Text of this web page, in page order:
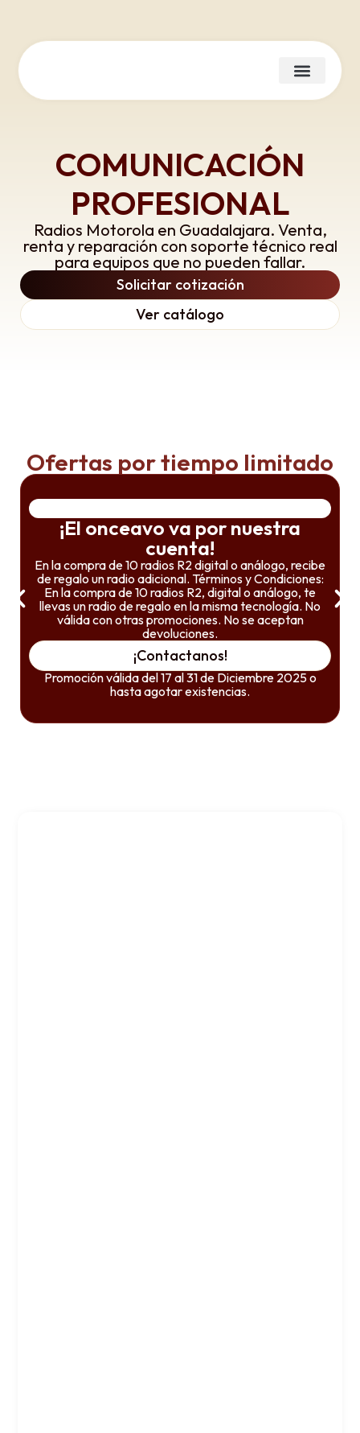
COMUNICACIÓN
PROFESIONAL
Radios Motorola en Guadalajara. Venta,
renta y reparación con soporte técnico real
para equipos que no pueden fallar.
Solicitar cotización
Ver catálogo
Ofertas por tiempo limitado
¡El onceavo va por nuestra
cuenta!
En la compra de 10 radios R2 digital o análogo, recibe
de regalo un radio adicional. Términos y Condiciones:
En la compra de 10 radios R2, digital o análogo, te
llevas un radio de regalo en la misma tecnología. No
válida con otras promociones. No se aceptan
devoluciones.
¡Contactanos!
Promoción válida del 17 al 31 de Diciembre 2025 o
hasta agotar existencias.